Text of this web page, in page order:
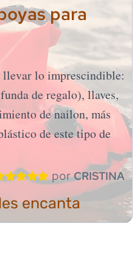
para
llevar lo imprescindible:
de regalo), llaves,
de nailon, más
de este tipo de
porCRISTINA
encanta